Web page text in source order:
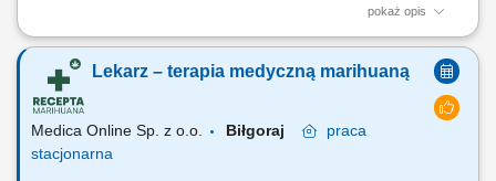
pokaż opis
Opis stanowiska Prowadzenie konsultacji lekarskich z pacjentami w
zakresie terapii opartej o medyczną marihuanę; Ocena wskazań do
leczenia oraz dobór indywidualnych zaleceń terapeutycznych;
Prowadzenie dokumentacji medycznej zgodnie z obowiązującymi
standardami; Praca w gabinecie stacjonarnym...
Lekarz – terapia medyczną marihuaną
Medica Online Sp. z o.o. Biłgoraj
praca
stacjonarna